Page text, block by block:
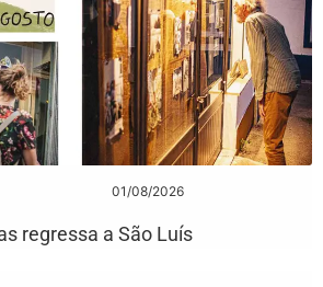
01/08/2026
regressa a São Luís